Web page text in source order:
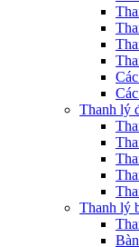
Thanh lý
Thanh lý